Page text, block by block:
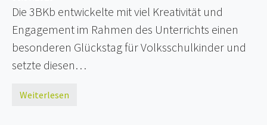
Die 3BKb entwickelte mit viel Kreativität und
Engagement im Rahmen des Unterrichts einen
besonderen Glückstag für Volksschulkinder und
setzte diesen…
Weiterlesen